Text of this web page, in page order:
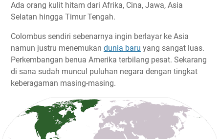
Ada orang kulit hitam dari Afrika, Cina, Jawa, Asia
Selatan hingga Timur Tengah.
Colombus sendiri sebenarnya ingin berlayar ke Asia
namun justru menemukan dunia baru yang sangat luas.
Perkembangan benua Amerika terbilang pesat. Sekarang
di sana sudah muncul puluhan negara dengan tingkat
keberagaman masing-masing.